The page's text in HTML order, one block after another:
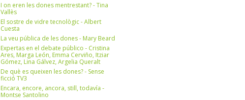
I on eren les dones mentrestant? - Tina
Vallès
El sostre de vidre tecnològic - Albert
Cuesta
La veu pública de les dones - Mary Beard
Expertas en el debate público - Cristina
Ares, Marga León, Emma Cerviño, Itziar
Gómez, Lina Gálvez, Argelia Queralt
De què es queixen les dones? - Sense
ficció TV3
Encara, encore, ancora, still, todavía -
Montse Santolino